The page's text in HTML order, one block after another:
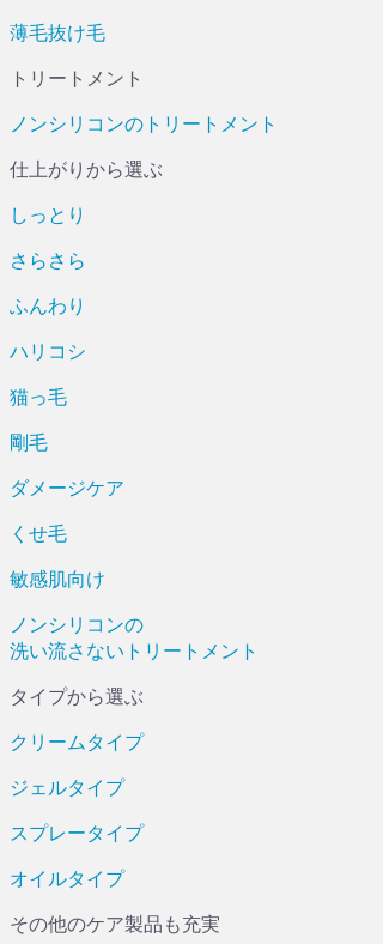
薄毛抜け毛
トリートメント
ノンシリコンのトリートメント
仕上がりから選ぶ
しっとり
さらさら
ふんわり
ハリコシ
猫っ毛
剛毛
ダメージケア
くせ毛
敏感肌向け
ノンシリコンの
洗い流さないトリートメント
タイプから選ぶ
クリームタイプ
ジェルタイプ
スプレータイプ
オイルタイプ
その他のケア製品も充実